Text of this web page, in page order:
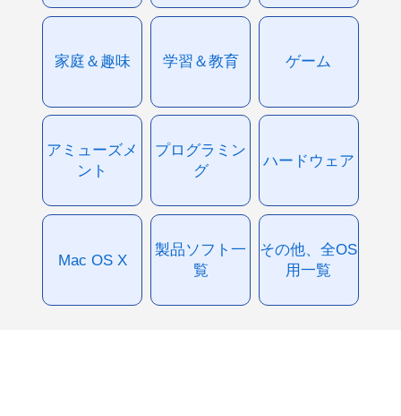
家庭＆趣味 学習＆教育 ゲーム
アミューズメ
ント
プログラミン
グ
ハードウェア
Mac OS X
製品ソフト一
覧
その他、全OS
用一覧